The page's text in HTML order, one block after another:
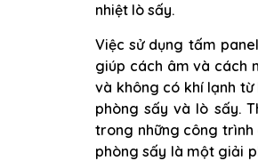
nhiệt lò sấy.
Việc sử dụng tấm
giúp cách âm và cách
và không có khí lạnh
phòng sấy và lò sấy.
trong những công trình
phòng sấy là một giải